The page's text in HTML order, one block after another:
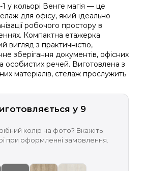
у кольорі Венге магія — це
для офісу, який ідеально
робочого простору в
Компактна етажерка
вигляд з практичністю,
зберігання документів, офісних
особистих речей. Виготовлена з
матеріалів, стелаж прослужить
у 9
колір на фото? Вкажіть
при оформленні замовлення.